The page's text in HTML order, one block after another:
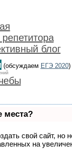
блог
(обсуждаем ЕГЭ 2020)
места?
свой сайт, но
на